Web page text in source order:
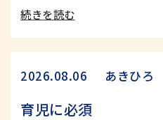
続きを読む
2026.08.06 あきひろ
育児に必須